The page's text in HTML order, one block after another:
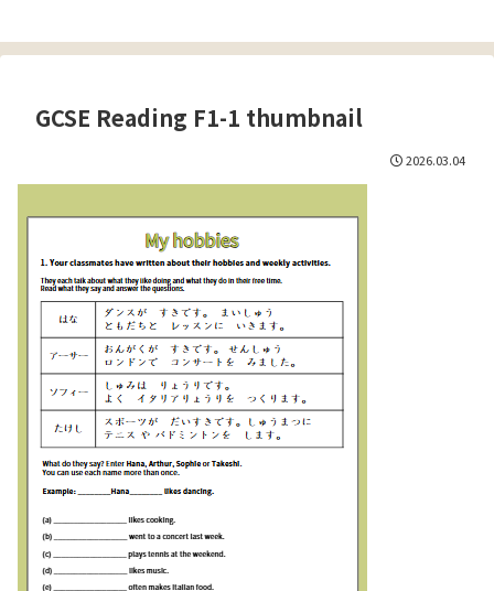
GCSE Reading F1-1 thumbnail
2026.03.04